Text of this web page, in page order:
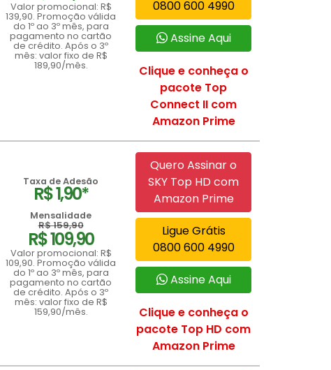
Valor promocional: R$
139,90. Promoção válida
do 1º ao 3º mês, para
pagamento no cartão
de crédito. Após o 3º
mês: valor fixo de R$
189,90/mês.
0800 600 4990
Assine Aqui
Clique e conheça o
pacote Top
Connect II com
Amazon Prime
Taxa de Adesão
R$ 1,90*
Mensalidade
R$ 159,90
R$ 109,90
Valor promocional: R$
109,90. Promoção válida
do 1º ao 3º mês, para
pagamento no cartão
de crédito. Após o 3º
mês: valor fixo de R$
159,90/mês.
Quero Assinar o
SKY Top HD com
Amazon Prime
Ligue Grátis
0800 600 4990
Assine Aqui
Clique e conheça o
pacote Top HD com
Amazon Prime